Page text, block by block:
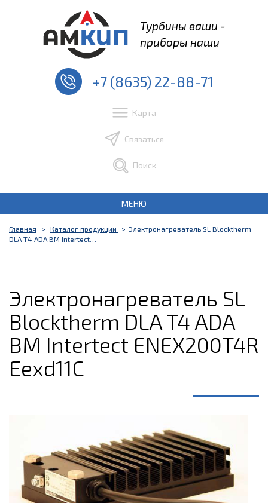
Турбины ваши -
приборы наши
+7 (8635) 22-88-71
Карта
Связаться
Поиск
МЕНЮ
Главная Каталог продукции
Электронагреватель SL Blocktherm
DLA T4 ADA ВМ Intertect…
Электронагреватель SL
Blocktherm DLA T4 ADA
ВМ Intertect ENEX200T4R
Eexd11C